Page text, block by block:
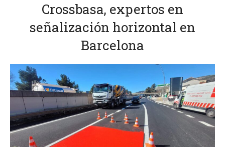
Crossbasa, expertos en
señalización horizontal en
Barcelona